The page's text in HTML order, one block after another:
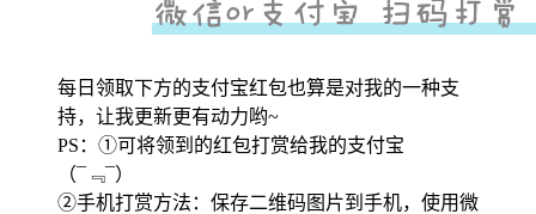
每日领取下方的支付宝红包也算是对我的一种支
持，让我更新更有动力哟~
PS：①可将领到的红包打赏给我的支付宝
（¯﹃¯）
②手机打赏方法：保存二维码图片到手机，使用微